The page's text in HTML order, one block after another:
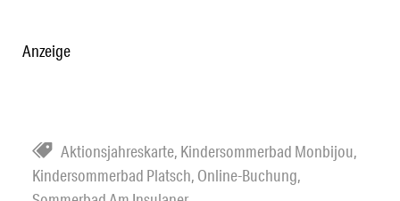
Anzeige
Aktionsjahreskarte, Kindersommerbad Monbijou,
Kindersommerbad Platsch, Online-Buchung,